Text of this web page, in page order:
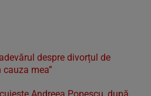
despre divorțul de
cauza mea”
Andreea Popescu, după